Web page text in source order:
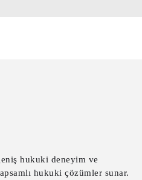
hukuki deneyim ve
hukuki çözümler sunar.